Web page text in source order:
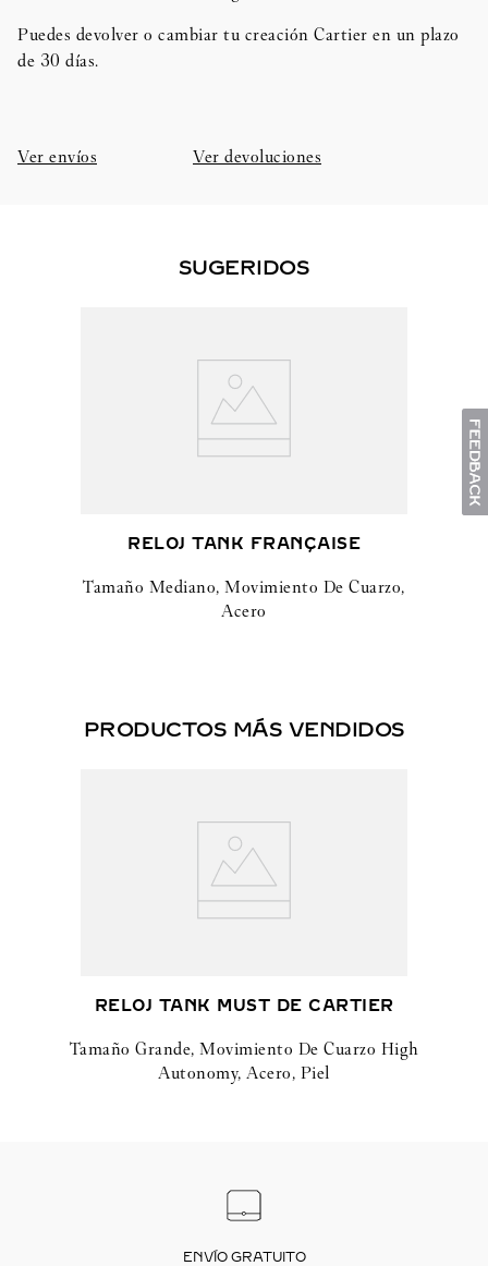
Puedes devolver o cambiar tu creación Cartier en un plazo
de 30 días.​
Ver envíos Ver devoluciones
SUGERIDOS
RELOJ TANK FRANÇAISE
Tamaño Mediano, Movimiento De Cuarzo,
Acero
PRODUCTOS MÁS VENDIDOS
RELOJ TANK MUST DE CARTIER
Tamaño Grande, Movimiento De Cuarzo High
Autonomy, Acero, Piel
ENVÍO GRATUITO